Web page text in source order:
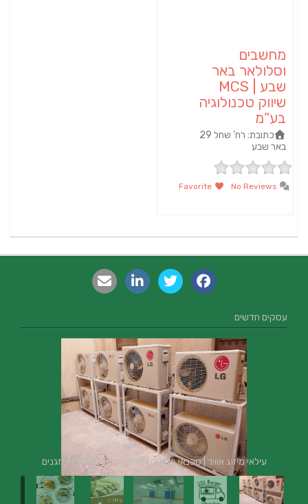
מחשבים
וסלולאר באר
שבע | MCS
שיווק טכנולוגיה
בע”מ
כתובת:
רח’ שחל 29
באר שבע
עסקים חדשים
עילאי מיזוג אוויר | טכנאי מזגנים | מתקין מזגנים | תיקון מזגנים